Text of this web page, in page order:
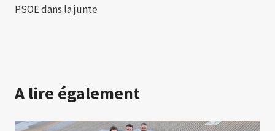
PSOE dans la junte
A lire également